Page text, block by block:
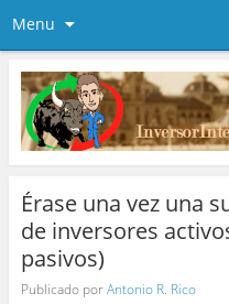
Menu
Érase una vez una
de inversores
pasivos)
Publicado porAntonio R. Rico